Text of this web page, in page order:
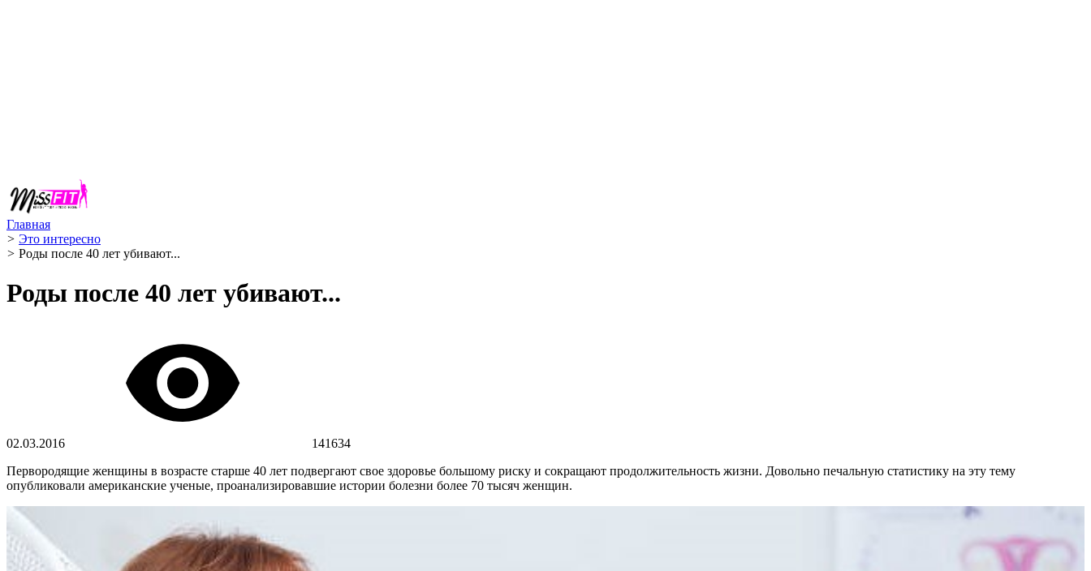
Главная
> Это интересно
> Роды после 40 лет убивают...
Роды после 40 лет убивают...
02.03.2016
141634
Первородящие женщины в возрасте старше 40 лет подвергают свое здоровье большому риску и сокращают продолжительность жизни. Довольно печальную статистику на эту тему
опубликовали американские ученые, проанализировавшие истории болезни более 70 тысяч женщин.